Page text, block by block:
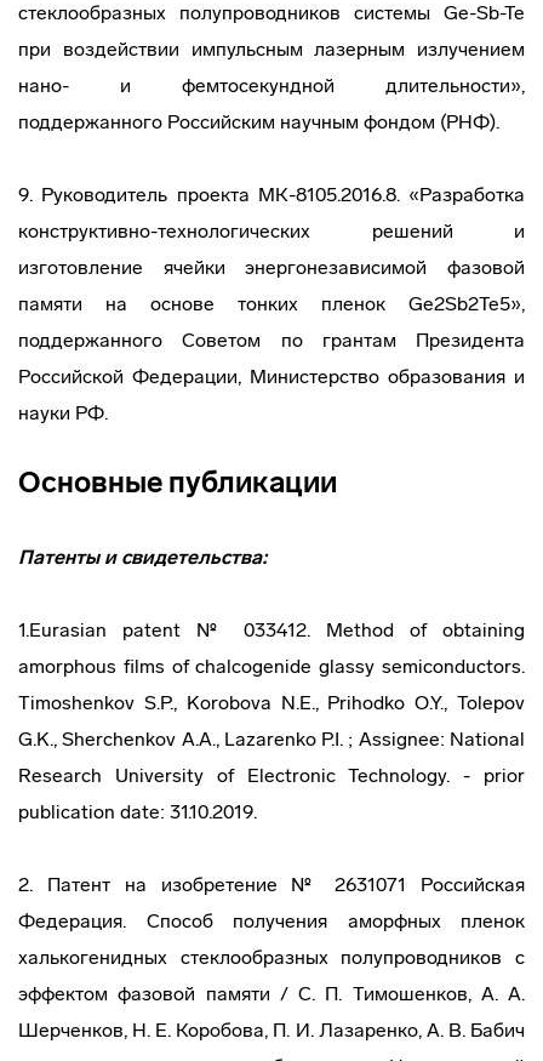
стеклообразных полупроводников системы Ge-Sb-Te
при воздействии импульсным лазерным излучением
нано- и фемтосекундной длительности»,
поддержанного Российским научным фондом (РНФ).
9. Руководитель проекта МК-8105.2016.8. «Разработка
конструктивно-технологических решений и
изготовление ячейки энергонезависимой фазовой
памяти на основе тонких пленок Ge2Sb2Te5»,
поддержанного Советом по грантам Президента
Российской Федерации, Министерство образования и
науки РФ.
Основные публикации
Патенты и свидетельства:
1.Eurasian patent № 033412. Method of obtaining
amorphous films of chalcogenide glassy semiconductors.
Timoshenkov S.P., Korobova N.E., Prihodko O.Y., Tolepov
G.K., Sherchenkov A.A., Lazarenko P.I. ; Assignee: National
Research University of Electronic Technology. - prior
publication date: 31.10.2019.
2. Патент на изобретение № 2631071 Российская
Федерация. Способ получения аморфных пленок
халькогенидных стеклообразных полупроводников с
эффектом фазовой памяти / С. П. Тимошенков, А. А.
Шерченков, Н. Е. Коробова, П. И. Лазаренко, А. В. Бабич